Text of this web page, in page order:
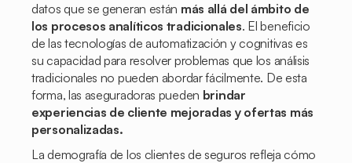
datos que se generan están más allá del ámbito de
los procesos analíticos tradicionales. El beneficio
de las tecnologías de automatización y cognitivas es
su capacidad para resolver problemas que los análisis
tradicionales no pueden abordar fácilmente. De esta
forma, las aseguradoras pueden brindar
experiencias de cliente mejoradas y ofertas más
personalizadas.
La demografía de los clientes de seguros refleja cómo